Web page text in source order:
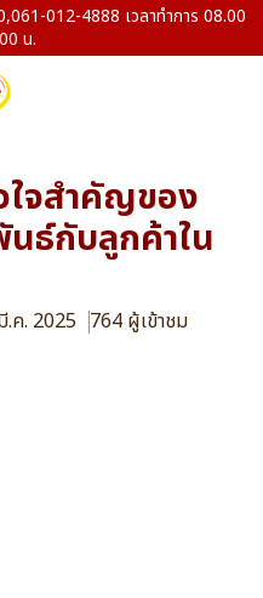
012-4888 เวลาทำการ 08.00
น.
จสำคัญของ
นธ์กับลูกค้าใน
.ค. 2025 764 ผู้เข้าชม